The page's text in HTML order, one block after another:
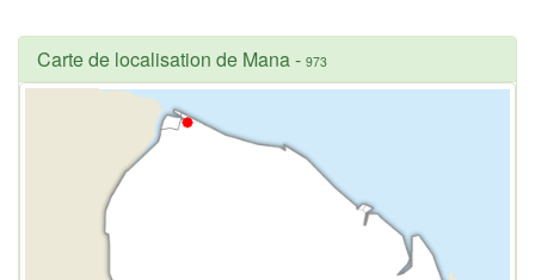
Carte de localisation de Mana- 973